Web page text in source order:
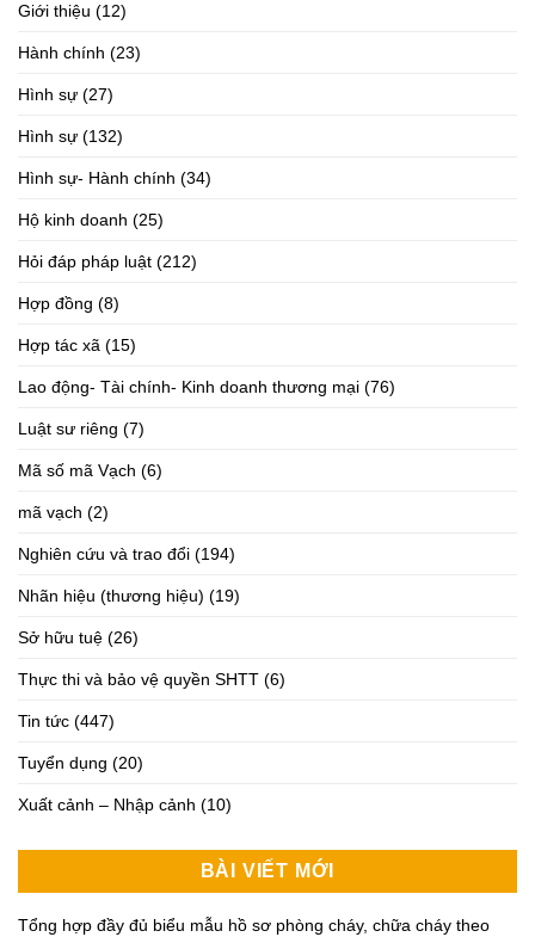
Giới thiệu (12)
Hành chính (23)
Hình sự (27)
Hình sự (132)
Hình sự- Hành chính (34)
Hộ kinh doanh (25)
Hỏi đáp pháp luật (212)
Hợp đồng (8)
Hợp tác xã (15)
Lao động- Tài chính- Kinh doanh thương mại (76)
Luật sư riêng (7)
Mã số mã Vạch (6)
mã vạch (2)
Nghiên cứu và trao đổi (194)
Nhãn hiệu (thương hiệu) (19)
Sở hữu tuệ (26)
Thực thi và bảo vệ quyền SHTT (6)
Tin tức (447)
Tuyển dụng (20)
Xuất cảnh – Nhập cảnh (10)
BÀI VIẾT MỚI
Tổng hợp đầy đủ biểu mẫu hồ sơ phòng cháy, chữa cháy theo